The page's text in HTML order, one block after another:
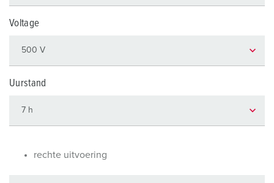
Voltage
Uurstand
rechte uitvoering